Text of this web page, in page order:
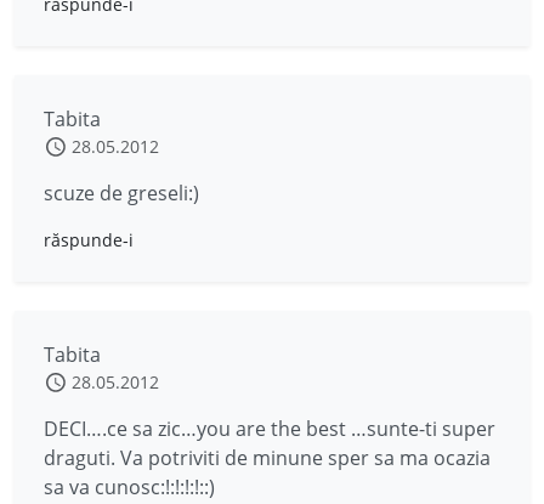
Tabita
28.05.2012
scuze de greseli:)
răspunde-i
Tabita
28.05.2012
DECI….ce sa zic…you are the best …sunte-ti super
draguti. Va potriviti de minune sper sa ma ocazia
sa va cunosc:!:!:!:!::)